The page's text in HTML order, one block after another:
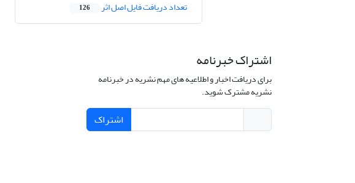
تعداد دریافت فایل اصل اثر 126
اشتراک خبرنامه
برای دریافت اخبار و اطلاعیه های مهم نشریه در خبرنامه
نشریه مشترک شوید.
اشتراک